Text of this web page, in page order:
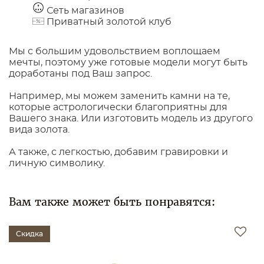
Сеть магазинов
Приватный золотой клуб
Мы с большим удовольствием воплощаем
мечты, поэтому уже готовые модели могут быть
доработаны под Ваш запрос.
Например, мы можем заменить камни на те,
которые астрологически благоприятны для
Вашего знака. Или изготовить модель из другого
вида золота.
А также, с легкостью, добавим гравировки и
личную символику.
Вам также может быть понравятся: